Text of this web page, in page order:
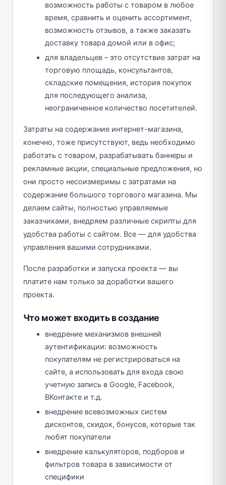
возможность работы с товаром в любое
время, сравнить и оценить ассортимент,
возможность отзывов, а также заказать
доставку товара домой или в офис;
для владельцев – это отсутствие затрат на
торговую площадь, консультантов,
складские помещения, история покупок
для последующего анализа,
неограниченное количество посетителей.
Затраты на содержание интернет-магазина,
конечно, тоже присутствуют, ведь необходимо
работать с товаром, разрабатывать баннеры и
рекламные акции, специальные предложения, но
они просто несоизмеримы с затратами на
содержание большого торгового магазина. Мы
делаем сайты, полностью управляемые
заказчиками, внедряем различные скрипты для
удобства работы с сайтом. Все — для удобства
управления вашими сотрудниками.
После разработки и запуска проекта — вы
платите нам только за доработки вашего
проекта.
Что может входить в создание
внедрение механизмов внешней
аутентификации: возможность
покупателям не регистрироваться на
сайте, а использовать для входа свою
учетную запись в Google, Facebook,
ВКонтакте и т.д.
внедрение всевозможных систем
дисконтов, скидок, бонусов, которые так
любят покупатели
внедрение калькуляторов, подборов и
фильтров товара в зависимости от
специфики